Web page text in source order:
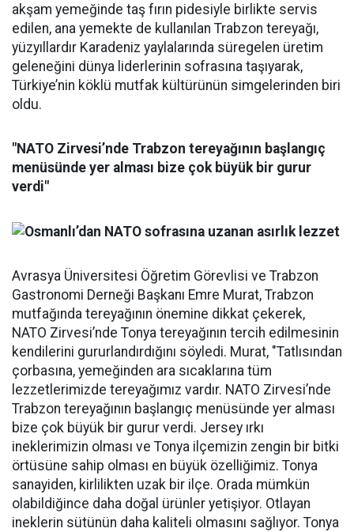
akşam yemeğinde taş fırın pidesiyle birlikte servis
edilen, ana yemekte de kullanılan Trabzon tereyağı,
yüzyıllardır Karadeniz yaylalarında süregelen üretim
geleneğini dünya liderlerinin sofrasına taşıyarak,
Türkiye’nin köklü mutfak kültürünün simgelerinden biri
oldu.
"NATO Zirvesi’nde Trabzon tereyağının başlangıç
menüsünde yer alması bize çok büyük bir gurur
verdi"
Avrasya Üniversitesi Öğretim Görevlisi ve Trabzon
Gastronomi Derneği Başkanı Emre Murat, Trabzon
mutfağında tereyağının önemine dikkat çekerek,
NATO Zirvesi’nde Tonya tereyağının tercih edilmesinin
kendilerini gururlandırdığını söyledi. Murat, "Tatlısından
çorbasına, yemeğinden ara sıcaklarına tüm
lezzetlerimizde tereyağımız vardır. NATO Zirvesi’nde
Trabzon tereyağının başlangıç menüsünde yer alması
bize çok büyük bir gurur verdi. Jersey ırkı
ineklerimizin olması ve Tonya ilçemizin zengin bir bitki
örtüsüne sahip olması en büyük özelliğimiz. Tonya
sanayiden, kirlilikten uzak bir ilçe. Orada mümkün
olabildiğince daha doğal ürünler yetişiyor. Otlayan
ineklerin sütünün daha kaliteli olmasını sağlıyor. Tonya